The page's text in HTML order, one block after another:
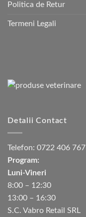
Politica de Retur
Termeni Legali
Detalii Contact
Telefon: 0722 406 767
Program:
Luni-Vineri
8:00 – 12:30
13:00 – 16:30
S.C. Vabro Retail SRL